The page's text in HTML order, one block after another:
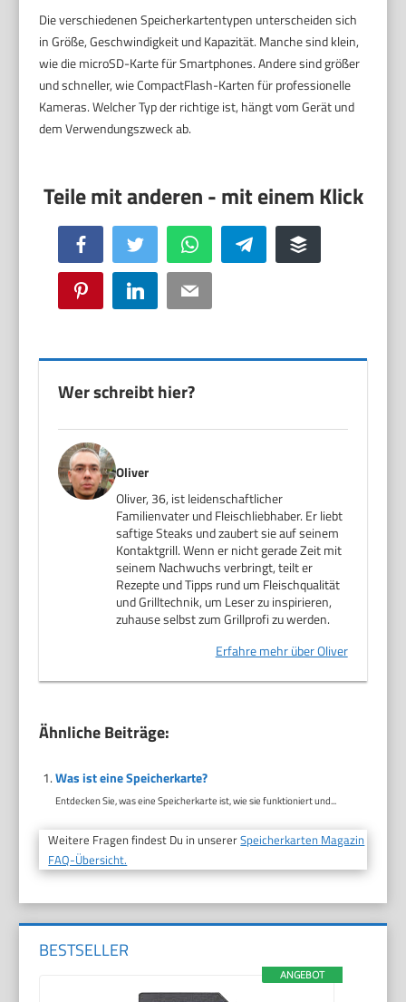
Die verschiedenen Speicherkartentypen unterscheiden sich
in Größe, Geschwindigkeit und Kapazität. Manche sind klein,
wie die microSD-Karte für Smartphones. Andere sind größer
und schneller, wie CompactFlash-Karten für professionelle
Kameras. Welcher Typ der richtige ist, hängt vom Gerät und
dem Verwendungszweck ab.
Facebook Twitter WhatsApp Telegram Buffer
Pinterest LinkedIn Email
Wer schreibt hier?
Oliver
Oliver, 36, ist leidenschaftlicher
Familienvater und Fleischliebhaber. Er liebt
saftige Steaks und zaubert sie auf seinem
Kontaktgrill. Wenn er nicht gerade Zeit mit
seinem Nachwuchs verbringt, teilt er
Rezepte und Tipps rund um Fleischqualität
und Grilltechnik, um Leser zu inspirieren,
zuhause selbst zum Grillprofi zu werden.
Erfahre mehr über Oliver
Ähnliche Beiträge:
Was ist eine Speicherkarte?
Entdecken Sie, was eine Speicherkarte ist, wie sie funktioniert und...
Weitere Fragen findest Du in unsererSpeicherkarten Magazin
FAQ-Übersicht.
BESTSELLER
ANGEBOT